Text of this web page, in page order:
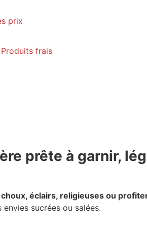
prix
Produits frais
prête à garnir,
choux, éclairs, religieuses ou
sucrées ou salées.